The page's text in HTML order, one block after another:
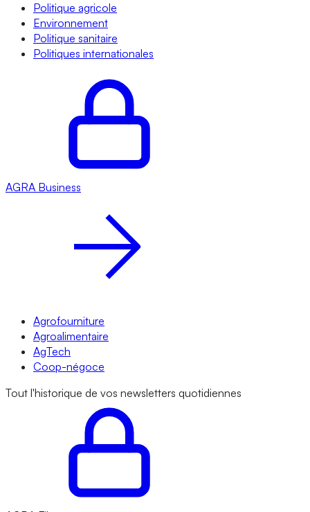
Politique agricole
Environnement
Politique sanitaire
Politiques internationales
AGRA Business
Agrofourniture
Agroalimentaire
AgTech
Coop-négoce
Tout l'historique de vos newsletters quotidiennes